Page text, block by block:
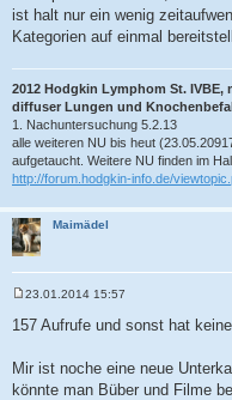
g
ist halt nur ein wenig
Kategorien auf einmal
2012 Hodgkin Lymphom St. IVBE,
diffuser Lungen und
1. Nachuntersuchung 5.2.13
alle weiteren NU bis heut
aufgetaucht. Weitere NU finden im
http://forum.hodgkin-info.de/
Maimädel
e
i
r
a
g
23.01.2014 15:57
157 Aufrufe und sonst hat
Mir ist noche eine neue
könnte man Büber und Filme